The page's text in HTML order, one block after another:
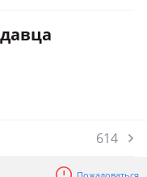
614
Пожаловаться